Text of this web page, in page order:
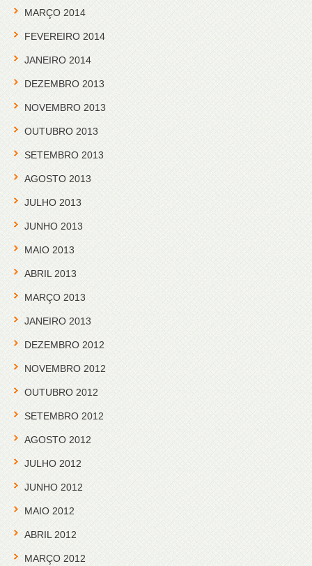
MARÇO 2014
FEVEREIRO 2014
JANEIRO 2014
DEZEMBRO 2013
NOVEMBRO 2013
OUTUBRO 2013
SETEMBRO 2013
AGOSTO 2013
JULHO 2013
JUNHO 2013
MAIO 2013
ABRIL 2013
MARÇO 2013
JANEIRO 2013
DEZEMBRO 2012
NOVEMBRO 2012
OUTUBRO 2012
SETEMBRO 2012
AGOSTO 2012
JULHO 2012
JUNHO 2012
MAIO 2012
ABRIL 2012
MARÇO 2012